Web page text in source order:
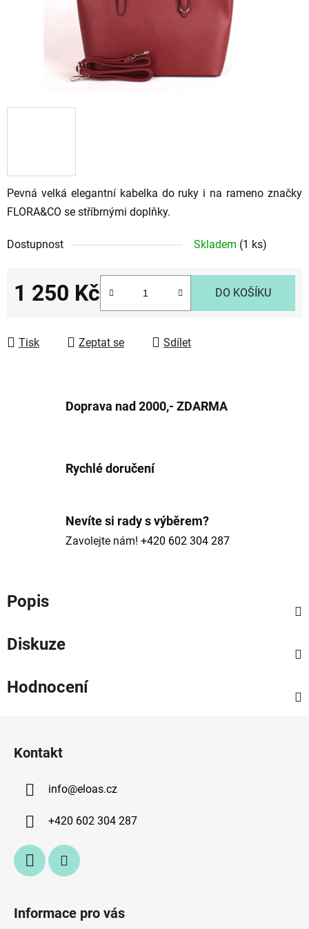
Pevná velká elegantní kabelka do ruky i na rameno značky
FLORA&CO se stříbrnými doplňky.
Dostupnost Skladem (1 ks)
1 250 Kč DO KOŠÍKU
Tisk Zeptat se Sdílet
Doprava nad 2000,- ZDARMA
Rychlé doručení
Nevíte si rady s výběrem?
Zavolejte nám! +420 602 304 287
Popis
Diskuze
Hodnocení
Kontakt
info@eloas.cz
+420 602 304 287
Informace pro vás